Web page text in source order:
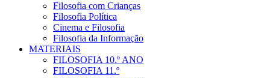
Filosofia com Crianças
Filosofia Política
Cinema e Filosofia
Filosofia da Informação
MATERIAIS
FILOSOFIA 10.º ANO
FILOSOFIA 11.º